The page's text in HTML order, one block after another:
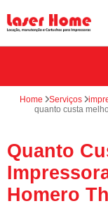
Home Serviços
quanto custa
Quanto
Homero